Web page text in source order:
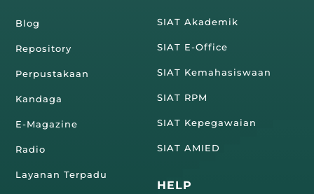
Blog
Repository
Perpustakaan
Kandaga
E-Magazine
Radio
Layanan Terpadu
SIAT Akademik
SIAT E-Office
SIAT Kemahasiswaan
SIAT RPM
SIAT Kepegawaian
SIAT AMIED
HELP